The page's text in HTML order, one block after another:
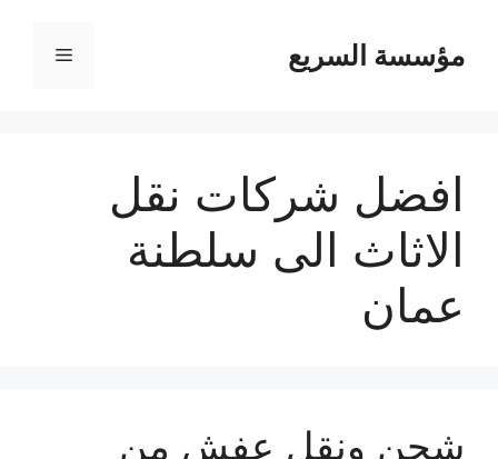
مؤسسة السريع القائمة
افضل شركات نقل
الاثاث الى سلطنة
عمان
شحن ونقل عفش من